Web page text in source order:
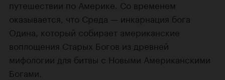
путешествии по Америке. Со временем
оказывается, что Среда — инкарнация бога
Одина, который собирает американские
воплощения Старых Богов из древней
мифологии для битвы с Новыми Американскими
Богами.